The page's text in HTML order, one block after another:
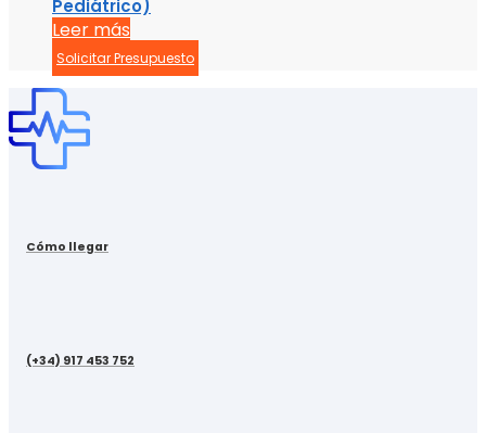
Pediátrico)
Leer más
Solicitar Presupuesto
Cómo llegar
(+34) 917 453 752